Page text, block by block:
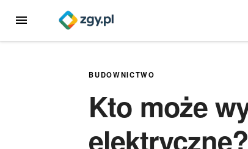
MENU
BUDOWNICTWO
Kto może
elektryczne?